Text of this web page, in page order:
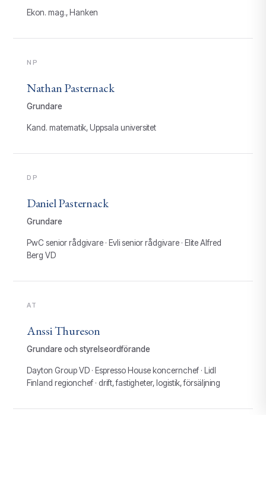
Ekon. mag., Hanken
NP
Nathan Pasternack
Grundare
Kand. matematik, Uppsala universitet
DP
Daniel Pasternack
Grundare
PwC senior rådgivare · Evli senior rådgivare · Elite Alfred
Berg VD
AT
Anssi Thureson
Grundare och styrelseordförande
Dayton Group VD · Espresso House koncernchef · Lidl
Finland regionchef · drift, fastigheter, logistik, försäljning